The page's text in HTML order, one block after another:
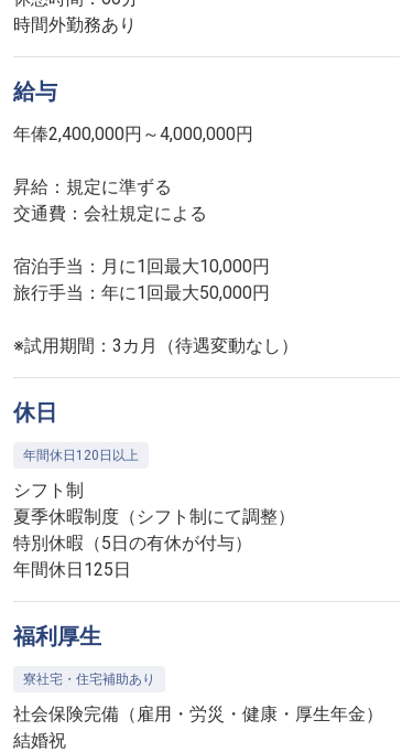
時間外勤務あり
給与
年俸2,400,000円～4,000,000円
昇給：規定に準ずる
交通費：会社規定による
宿泊手当：月に1回最大10,000円
旅行手当：年に1回最大50,000円
※試用期間：3カ月（待遇変動なし）
休日
年間休日120日以上
シフト制
夏季休暇制度（シフト制にて調整）
特別休暇（5⽇の有休が付与）
年間休日125日
福利厚生
寮社宅・住宅補助あり
社会保険完備（雇用・労災・健康・厚生年金）
結婚祝